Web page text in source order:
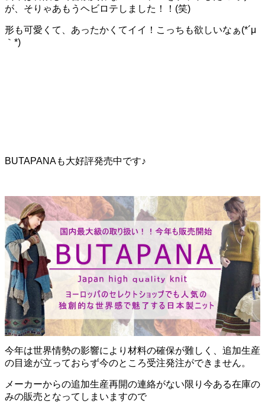
が、そりゃあもうヘビロテしました！！(笑)
形も可愛くて、あったかくてイイ！こっちも欲しいなぁ(*´μ
｀*)
BUTAPANAも大好評発売中です♪
今年は世界情勢の影響により材料の確保が難しく、追加生産
の目途が立っておらず今のところ受注発注ができません。
メーカーからの追加生産再開の連絡がない限り今ある在庫の
みの販売となってしまいますので